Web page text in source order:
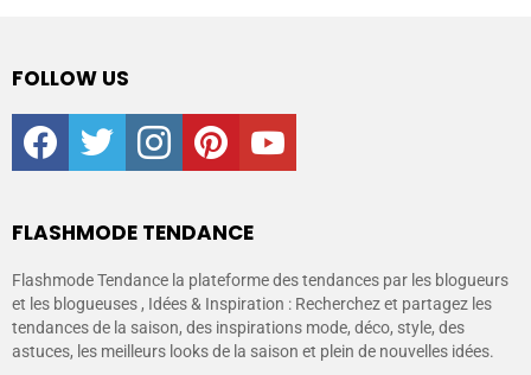
FOLLOW US
facebooktwitter instagrampinterestyoutube
FLASHMODE TENDANCE
Flashmode Tendance la plateforme des tendances par les blogueurs
et les blogueuses , Idées & Inspiration : Recherchez et partagez les
tendances de la saison, des inspirations mode, déco, style, des
astuces, les meilleurs looks de la saison et plein de nouvelles idées.